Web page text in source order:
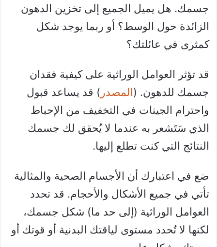
جسمك. هل يميل الجميع إلى تخزين الدهون
الزائدة حول الوسط؟ أو ربما يوجد شكل
كمثرى في عائلتك؟
قد تؤثر العوامل الوراثية على كيفية فقدان
جسمك للدهون. (المصدر ) قد يساعد قبول
واحترام الجينات في التخفيف من الإحباط
الذي سَتَشعر به عندما لا يُحقق لك جسمك
النتائج التي كنت تطلع إليها.
ضع في اعتبارك أن الأجسام الصحية والمثالية
تأتي في جميع الأشكال والأحجام. قد تحدد
العوامل الوراثية (إلى حد ما) شكل جسمك،
لكنها لا تُحدد مستوى لياقتك البدنية أو قوتك أو